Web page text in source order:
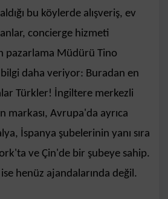
bu köylerde alışveriş, ev
concierge hizmeti
pazarlama Müdürü Tino
daha veriyor: Buradan en
Türkler! İngiltere merkezli
markası, Avrupa'da ayrıca
İspanya şubelerinin yanı sıra
ve Çin'de bir şubeye sahip.
henüz ajandalarında değil.